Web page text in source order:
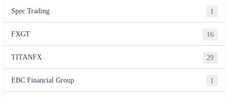
Spec Trading 1
FXGT 16
TITANFX 29
EBC Financial Group 1